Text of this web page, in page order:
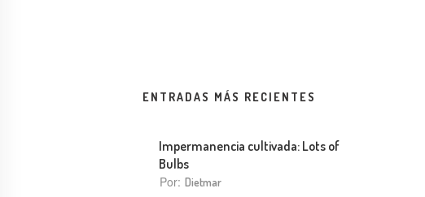
ENTRADAS MÁS RECIENTES
Impermanencia cultivada: Lots of
Bulbs
Por: Dietmar